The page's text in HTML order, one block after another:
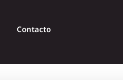
Contacto